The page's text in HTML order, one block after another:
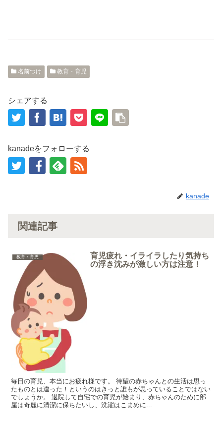
名前つけ 教育・育児
シェアする
kanadeをフォローする
kanade
関連記事
教育・育児
育児疲れ・イライラしたり気持ち
の浮き沈みが激しい方は注意！
毎日の育児、本当にお疲れ様です。 待望の赤ちゃんとの生活は思っ
たものとは違った！というのはきっと誰もが思っていることではない
でしょうか。 退院して自宅での育児が始まり、赤ちゃんのために部
屋は奇麗に清潔に保ちたいし、洗濯はこまめに...